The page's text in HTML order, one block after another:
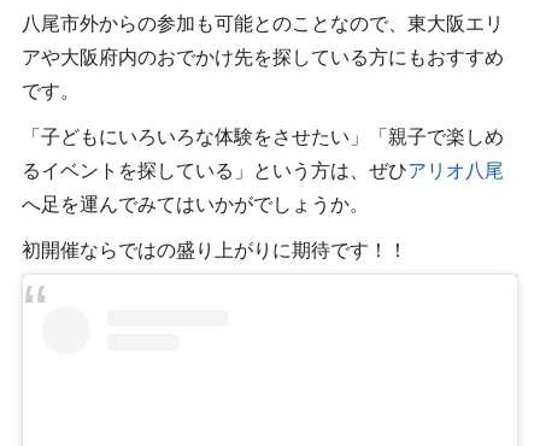
八尾市外からの参加も可能とのことなので、東大阪エリ
アや大阪府内のおでかけ先を探している方にもおすすめ
です。
「子どもにいろいろな体験をさせたい」「親子で楽しめ
るイベントを探している」という方は、ぜひアリオ八尾
へ足を運んでみてはいかがでしょうか。
初開催ならではの盛り上がりに期待です！！